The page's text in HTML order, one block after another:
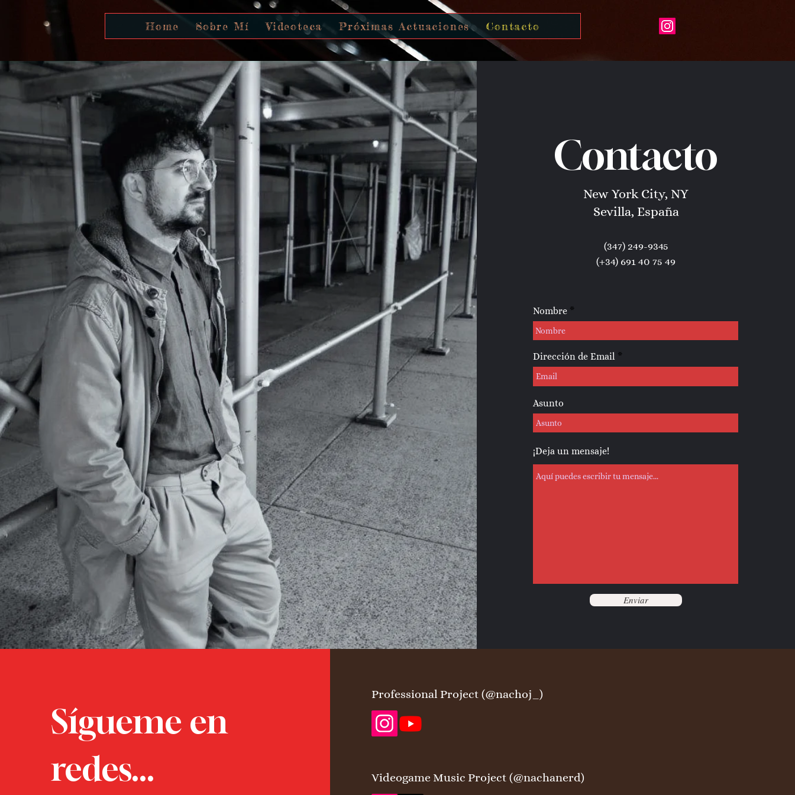
Home Sobre Mí Videoteca Próximas Actuaciones Contacto
Contacto
New York City, NY
Sevilla, España
(347) 249-9345
(+34) 691 40 75 49
Nombre
Dirección de Email
Asunto
¡Deja un mensaje!
Enviar
Sígueme en
redes...
Professional Project (@nachoj_)
Videogame Music Project (@nachanerd)